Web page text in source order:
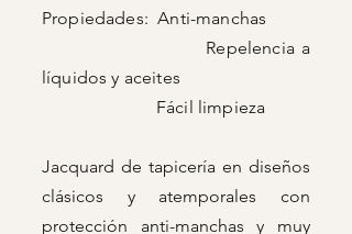
Propiedades: Anti-manchas
Repelencia a
líquidos y aceites
Fácil limpieza
Jacquard de tapicería en diseños
clásicos y atemporales con
protección anti-manchas y muy